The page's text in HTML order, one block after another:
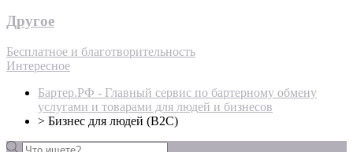
Другое
Бесплатное и благотворительность
Интересное
Бартер.РФ - Главный сервис по бартерному обмену
услугами и товарами для людей и бизнесов
> Бизнес для людей (B2C)